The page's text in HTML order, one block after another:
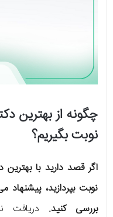
چگونه از بهترین
نوبت بگیریم؟
اگر قصد دارید با
نوبت بپردازید،
بررسی کنید. دریافت